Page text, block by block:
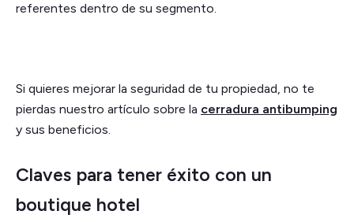
referentes dentro de su segmento.
Si quieres mejorar la seguridad de tu propiedad, no te
pierdas nuestro artículo sobre la cerradura antibumping
y sus beneficios.
Claves para tener éxito con un
boutique hotel